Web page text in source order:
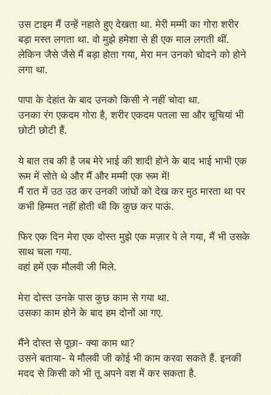
उस टाइम मैं उन्हें नहाते हुए देखता था. मेरी मम्मी का गोरा शरीर
बड़ा मस्त लगता था. वो मुझे हमेशा से ही एक माल लगती थीं.
लेकिन जैसे जैसे मैं बड़ा होता गया, मेरा मन उनको चोदने को होने
लगा था.
पापा के देहांत के बाद उनको किसी ने नहीं चोदा था.
उनका रंग एकदम गोरा है, शरीर एकदम पतला सा और चूचियां भी
छोटी छोटी हैं.
ये बात तब की है जब मेरे भाई की शादी होने के बाद भाई भाभी एक
रूम में सोते थे और मैं और मम्मी एक रूम में!
मैं रात में उठ उठ कर उनकी जांघों को देख कर मुठ मारता था पर
कभी हिम्मत नहीं होती थी कि कुछ कर पाऊं.
फिर एक दिन मेरा एक दोस्त मुझे एक मज़ार पे ले गया, मैं भी उसके
साथ चला गया.
वहां हमें एक मौलवी जी मिले.
मेरा दोस्त उनके पास कुछ काम से गया था.
उसका काम होने के बाद हम दोनों आ गए.
मैंने दोस्त से पूछा- क्या काम था?
उसने बताया- ये मौलवी जी कोई भी काम करवा सकते हैं. इनकी
मदद से किसी को भी तू अपने वश में कर सकता है.